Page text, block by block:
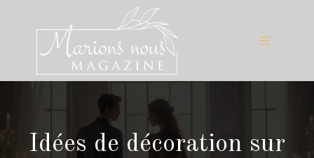
Idées de décoration sur